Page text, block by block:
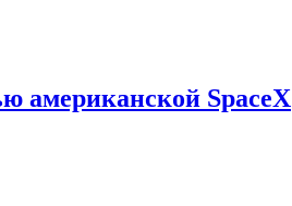
американской SpaceX